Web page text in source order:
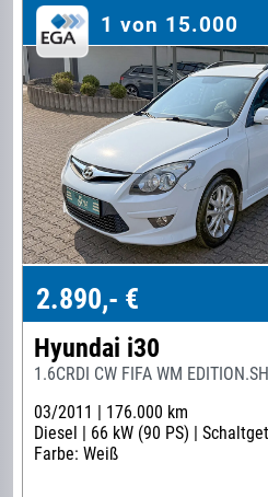
1 von 15.000
2.890,- €
Hyundai i30
1.6CRDI CW FIFA WM
03/2011 | 176.000 km
Diesel | 66 kW (90 PS) |
Farbe: Weiß